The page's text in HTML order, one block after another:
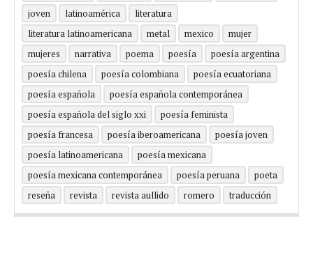
joven
latinoamérica
literatura
literatura latinoamericana
metal mexico
mujer
mujeres
narrativa poema poesía
poesía argentina
poesía chilena
poesía colombiana
poesía ecuatoriana
poesía española
poesía española contemporánea
poesía española del siglo xxi
poesía feminista
poesía francesa
poesía iberoamericana
poesía joven
poesía latinoamericana
poesía mexicana
poesía mexicana contemporánea
poesía peruana
poeta
reseña
revista revista aullido romero traducción